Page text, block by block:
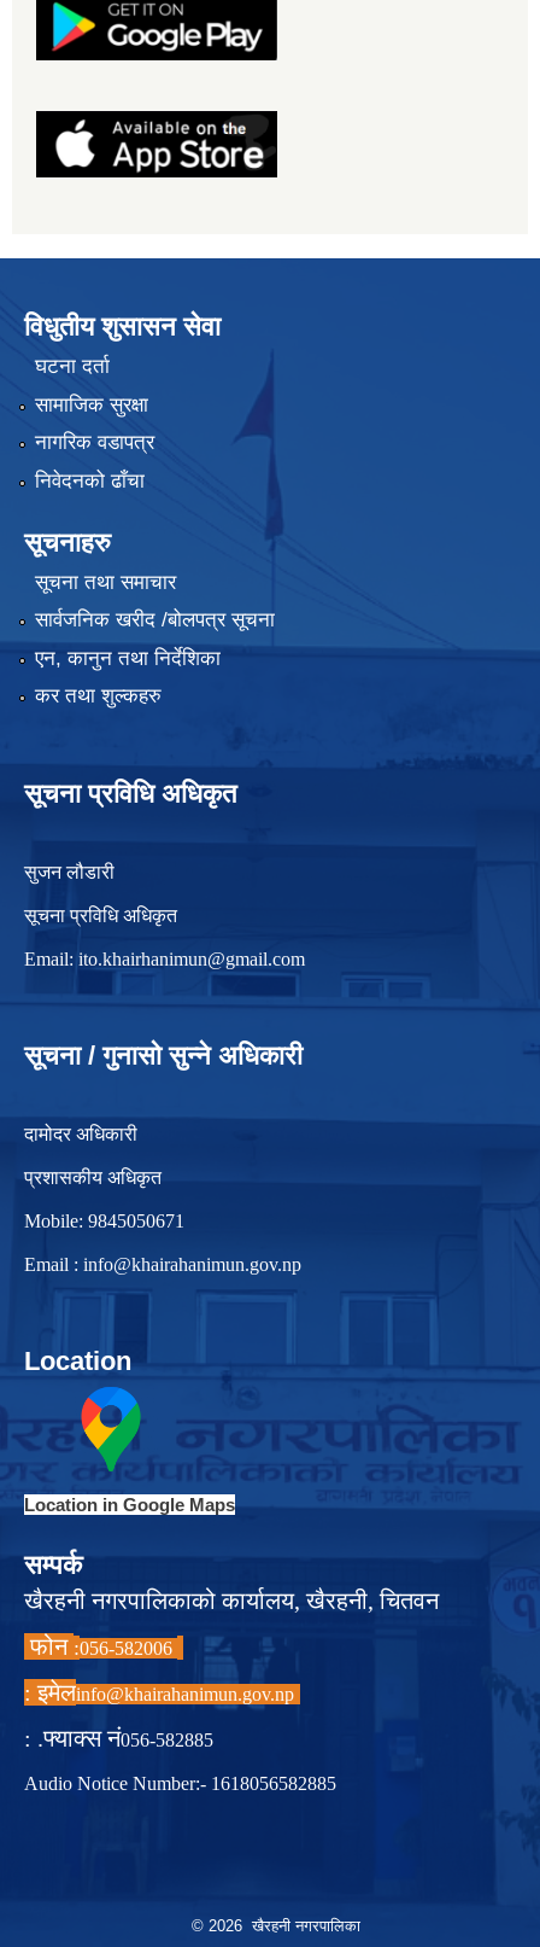
विधुतीय शुसासन सेवा
घटना दर्ता
सामाजिक सुरक्षा
नागरिक वडापत्र
निवेदनको ढाँचा
सूचनाहरु
सूचना तथा समाचार
सार्वजनिक खरीद /बोलपत्र सूचना
एन, कानुन तथा निर्देशिका
कर तथा शुल्कहरु
सूचना प्रविधि अधिकृत
सुजन लौडारी
सूचना प्रविधि अधिकृत
Email: ito.khairhanimun@gmail.com
सूचना / गुनासो सुन्ने अधिकारी
दामोदर अधिकारी
प्रशासकीय अधिकृत
Mobile: 9845050671
Email : info@khairahanimun.gov.np
Location
Location in Google Maps
सम्पर्क
खैरहनी नगरपालिकाको कार्यालय, खैरहनी, चितवन
फोन :
इमेल :info@khairahanimun.gov.np
फ्याक्स नं. :056-582885
© 2026 खैरहनी नगरपालिका